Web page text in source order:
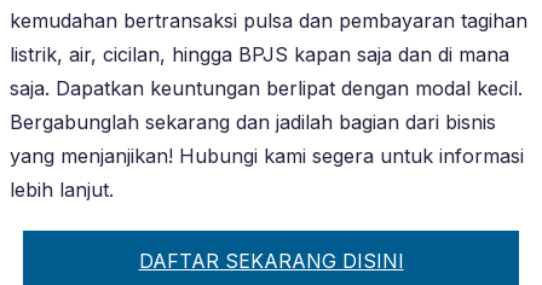
kemudahan bertransaksi pulsa dan pembayaran tagihan
listrik, air, cicilan, hingga BPJS kapan saja dan di mana
saja. Dapatkan keuntungan berlipat dengan modal kecil.
Bergabunglah sekarang dan jadilah bagian dari bisnis
yang menjanjikan! Hubungi kami segera untuk informasi
lebih lanjut.
DAFTAR SEKARANG DISINI